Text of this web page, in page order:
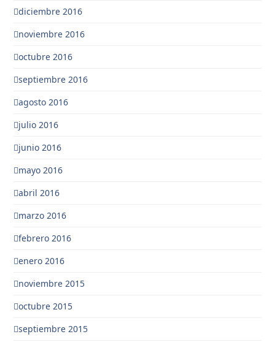
diciembre 2016
noviembre 2016
octubre 2016
septiembre 2016
agosto 2016
julio 2016
junio 2016
mayo 2016
abril 2016
marzo 2016
febrero 2016
enero 2016
noviembre 2015
octubre 2015
septiembre 2015